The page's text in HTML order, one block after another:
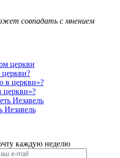
совпадать с мнением
церкви?
церкви»?
каждую неделю